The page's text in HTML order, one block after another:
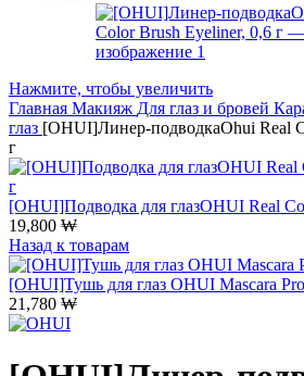
Нажмите, чтобы увеличить
Главная Макияж Для глаз и бровей
глаз [OHUI]Линер-подводкаOhui Real
г
[OHUI]Подводка для глазOHUI Real
19,800 ₩
Назад к товарам
[OHUI]Тушь для глаз OHUI Mascara
21,780 ₩